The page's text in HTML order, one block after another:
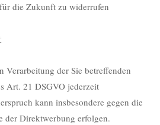
die Zukunft zu widerrufen
Verarbeitung der Sie betreffenden
Art. 21 DSGVO jederzeit
kann insbesondere gegen die
der Direktwerbung erfolgen.